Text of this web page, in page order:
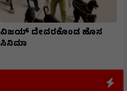
ವಿಜಯ್ ದೇವರಕೊಂಡ ಹೊಸ
ಸಿನಿಮಾ